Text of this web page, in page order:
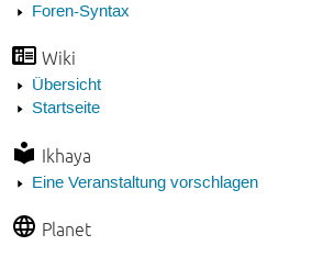
Foren-Syntax
Wiki
Übersicht
Startseite
Ikhaya
Eine Veranstaltung vorschlagen
Planet